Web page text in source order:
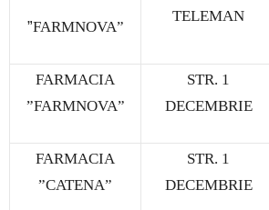
”FARMNOVA”
TELEMAN
FARMACIA
”FARMNOVA”
STR. 1
DECEMBRIE
FARMACIA
”CATENA”
STR. 1
DECEMBRIE